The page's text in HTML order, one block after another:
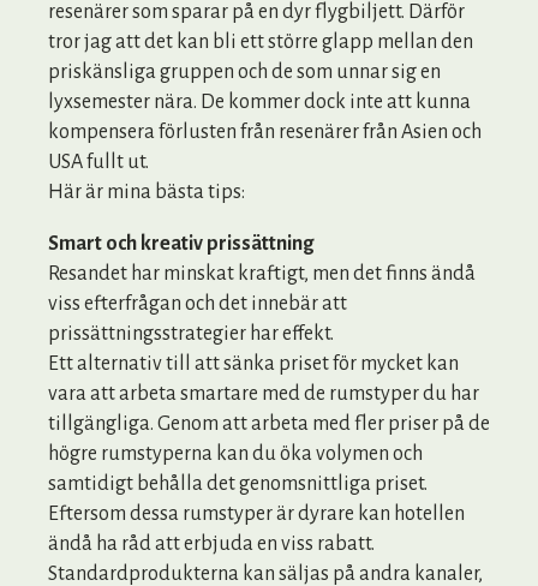
resenärer som sparar på en dyr flygbiljett. Därför
tror jag att det kan bli ett större glapp mellan den
priskänsliga gruppen och de som unnar sig en
lyxsemester nära. De kommer dock inte att kunna
kompensera förlusten från resenärer från Asien och
USA fullt ut.
Här är mina bästa tips:
Smart och kreativ prissättning
Resandet har minskat kraftigt, men det finns ändå
viss efterfrågan och det innebär att
prissättningsstrategier har effekt.
Ett alternativ till att sänka priset för mycket kan
vara att arbeta smartare med de rumstyper du har
tillgängliga. Genom att arbeta med fler priser på de
högre rumstyperna kan du öka volymen och
samtidigt behålla det genomsnittliga priset.
Eftersom dessa rumstyper är dyrare kan hotellen
ändå ha råd att erbjuda en viss rabatt.
Standardprodukterna kan säljas på andra kanaler,